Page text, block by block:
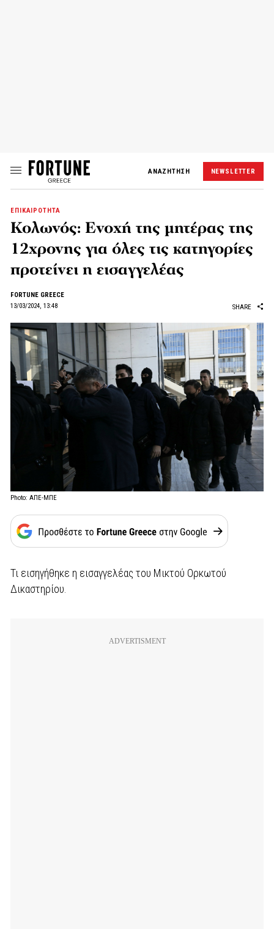
ΑΝΑΖΗΤΗΣΗ NEWSLETTER
ΕΠΙΚΑΙΡΟΤΗΤΑ
Κολωνός: Ενοχή της μητέρας της
12χρονης για όλες τις κατηγορίες
προτείνει η εισαγγελέας
FORTUNE GREECE
13/03/2024, 13:48
SHARE
Photo: ΑΠΕ-ΜΠΕ
Τι εισηγήθηκε η εισαγγελέας του Μικτού Ορκωτού
Δικαστηρίου.